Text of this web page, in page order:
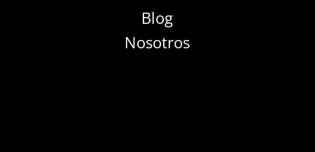
Blog
Nosotros